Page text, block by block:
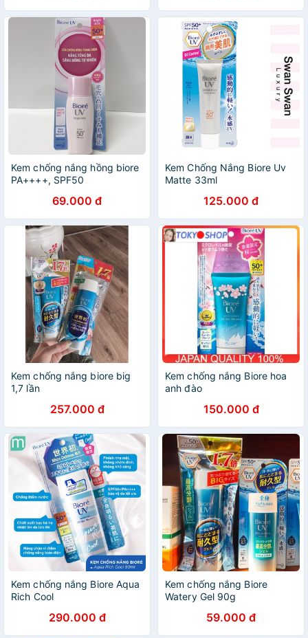
Kem chống nắng hồng biore
PA++++, SPF50
69.000 đ
Kem Chống Nắng Biore Uv
Matte 33ml
125.000 đ
Kem chống nắng biore big
1,7 lần
257.000 đ
Kem chống nắng Biore hoa
anh đào
150.000 đ
Kem chống nắng Biore Aqua
Rich Cool
290.000 đ
Kem chống nắng Biore
Watery Gel 90g
59.000 đ